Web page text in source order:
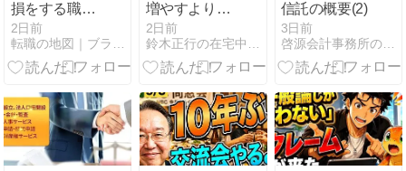
損をする職場
の構造｜改善
するほど仕事
が増える理由
2日前
増やすより、
稼ぐ人間を増
やした方がい
い
2日前
信託の概要(2)
3日前
啓源会計事務所の知識シェア